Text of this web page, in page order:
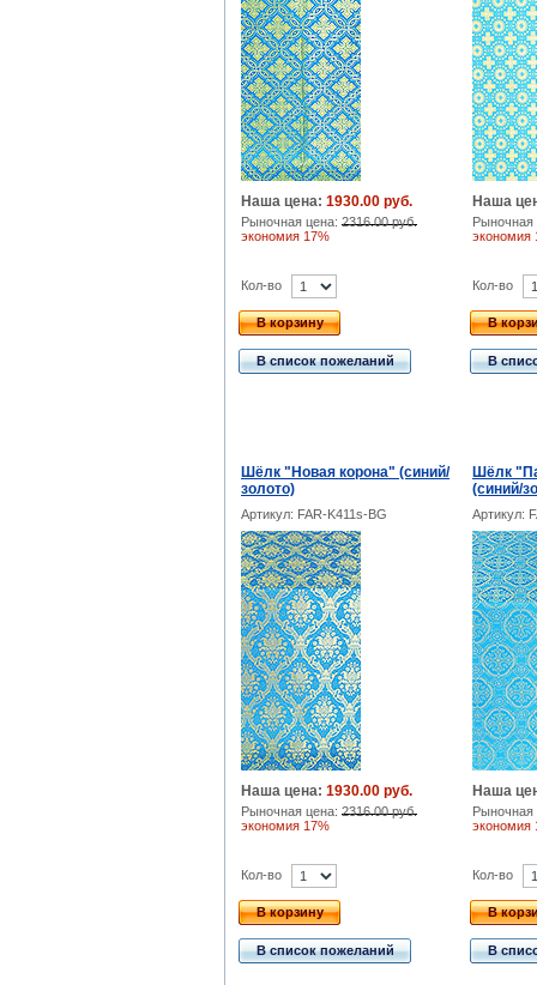
Наша цена: 1930.00 руб.
Рыночная цена: 2316.00 руб.
экономия 17%
Наша
экономия
Кол-во
В корзину
В список пожеланий
Кол-во
В
В
Шёлк "Новая корона" (синий/
золото)
Шёлк
(синий/
Артикул: FAR-K411s-BG Артикул:
Наша цена: 1930.00 руб.
Рыночная цена: 2316.00 руб.
экономия 17%
Наша
экономия
Кол-во
В корзину
В список пожеланий
Кол-во
В
В